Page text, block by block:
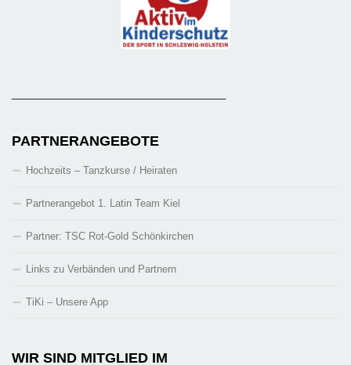
PARTNERANGEBOTE
Hochzeits – Tanzkurse / Heiraten
Partnerangebot 1. Latin Team Kiel
Partner: TSC Rot-Gold Schönkirchen
Links zu Verbänden und Partnern
TiKi – Unsere App
WIR SIND MITGLIED IM